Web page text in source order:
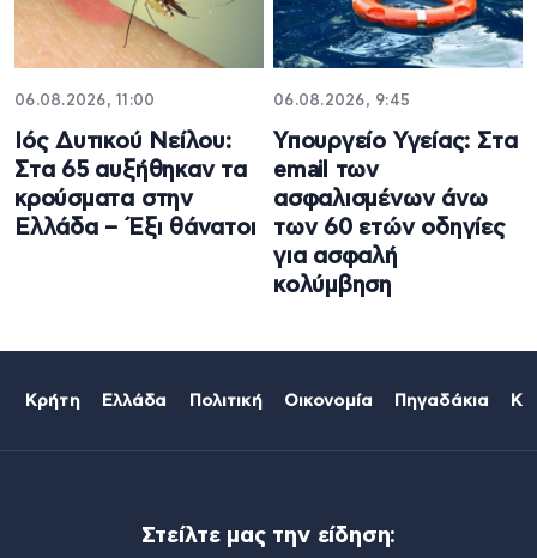
06.08.2026, 11:00
Ιός Δυτικού Νείλου:
Στα 65 αυξήθηκαν τα
κρούσματα στην
Ελλάδα – Έξι θάνατοι
06.08.2026, 9:45
Υπουργείο Υγείας: Στα
email των
ασφαλισμένων άνω
των 60 ετών οδηγίες
για ασφαλή
κολύμβηση
Κρήτη Ελλάδα Πολιτική Οικονομία Πηγαδάκια
Στείλτε μας την είδηση: